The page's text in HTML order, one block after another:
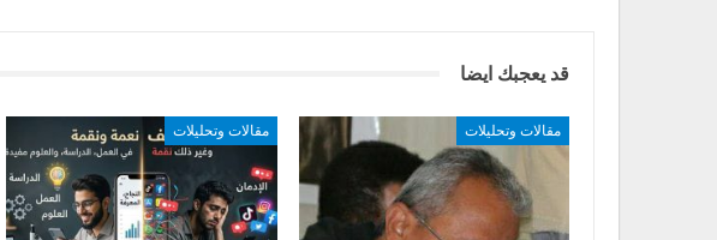
قد يعجبك ايضا
مقالات وتحليلات مقالات وتحليلات